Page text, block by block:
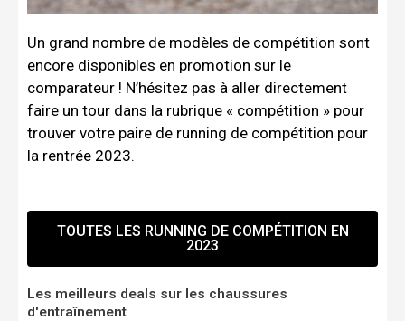
Un grand nombre de modèles de compétition sont
encore disponibles en promotion sur le
comparateur ! N’hésitez pas à aller directement
faire un tour dans la rubrique « compétition » pour
trouver votre paire de running de compétition pour
la rentrée 2023.
TOUTES LES RUNNING DE COMPÉTITION EN
2023
Les meilleurs deals sur les chaussures
d'entraînement